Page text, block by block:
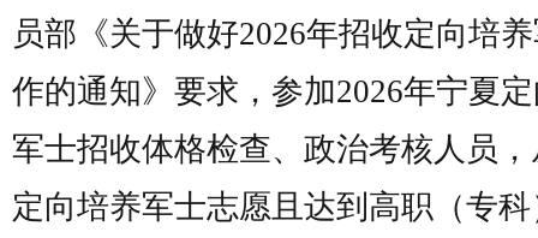
员部《关于做好2026年招收定向培
作的通知》要求，参加2026年宁夏
军士招收体格检查、政治考核人员
定向培养军士志愿且达到高职（专